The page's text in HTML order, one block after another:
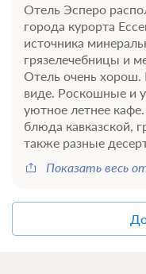
Отель Эсперо
города курорта
источника
грязелечебницы и
Отель очень хорош.
виде. Роскошные и
уютное летнее
блюда кавказской,
также разные
Показать весь